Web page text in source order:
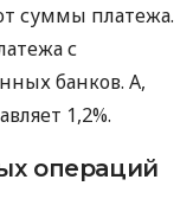
суммы платежа.
с
банков. А,
1,2%.
операций